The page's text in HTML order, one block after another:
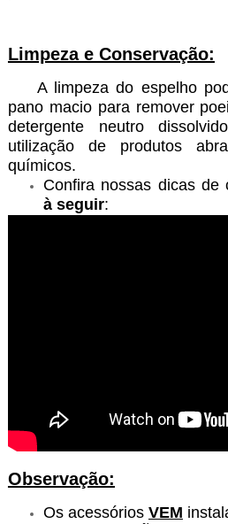
Limpeza e Conservação:
A limpeza do espelho
pano macio para remover
detergente neutro
utilização de produtos
químicos.
Confira nossas dicas
à seguir:
Observação:
Os acessórios VEM